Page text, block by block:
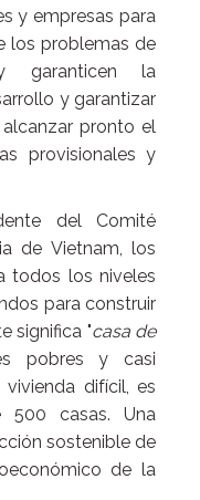
y empresas para
los problemas de
garanticen la
y garantizar
pronto el
provisionales y
del Comité
de Vietnam, los
todos los niveles
para construir
significa "casa de
pobres y casi
difícil, es
500 casas. Una
sostenible de
de la